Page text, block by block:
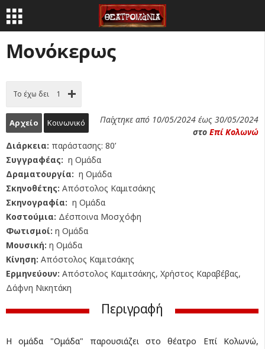
Μονόκερως
Το έχω δει 1
Αρχείο Κοινωνικό
Παίχτηκε από 10/05/2024 έως 30/05/2024
στο Επί Κολωνώ
Διάρκεια: παράστασης: 80’
Συγγραφέας: η Ομάδα
Δραματουργία: η Ομάδα
Σκηνοθέτης: Απόστολος Καμιτσάκης
Σκηνογραφία: η Ομάδα
Κοστούμια: Δέσποινα Μοσχόφη
Φωτισμοί: η Ομάδα
Μουσική: η Ομάδα
Κίνηση: Απόστολος Καμιτσάκης
Ερμηνεύουν: Απόστολος Καμιτσάκης, Χρήστος Καραβέβας,
Δάφνη Νικητάκη
Περιγραφή
H ομάδα "Ομάδα" παρουσιάζει στο θέατρο Επί Κολωνώ,